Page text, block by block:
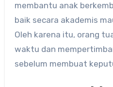
membantu anak
baik secara akademis
Oleh karena itu, orang
waktu dan
sebelum membuat